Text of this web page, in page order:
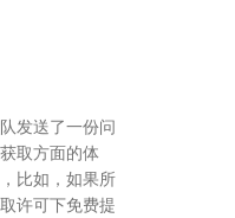
发送了一份问
取方面的体
比如，如果所
许可下免费提